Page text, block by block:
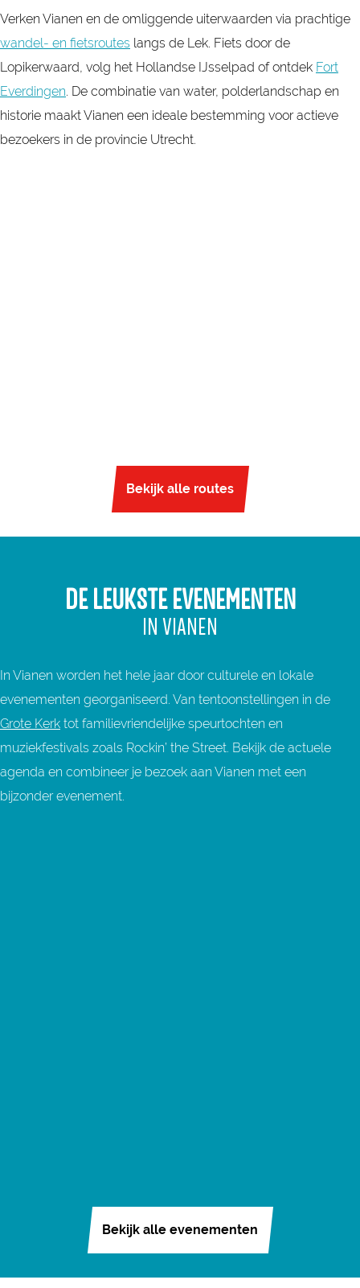
Verken Vianen en de omliggende uiterwaarden via prachtige
wandel- en fietsroutes langs de Lek. Fiets door de
Lopikerwaard, volg het Hollandse IJsselpad of ontdek Fort
Everdingen. De combinatie van water, polderlandschap en
historie maakt Vianen een ideale bestemming voor actieve
bezoekers in de provincie Utrecht.
Bekijk alle routes
DE LEUKSTE EVENEMENTEN
IN VIANEN
In Vianen worden het hele jaar door culturele en lokale
evenementen georganiseerd. Van tentoonstellingen in de
Grote Kerk tot familievriendelijke speurtochten en
muziekfestivals zoals Rockin’ the Street. Bekijk de actuele
agenda en combineer je bezoek aan Vianen met een
bijzonder evenement.
Bekijk alle evenementen